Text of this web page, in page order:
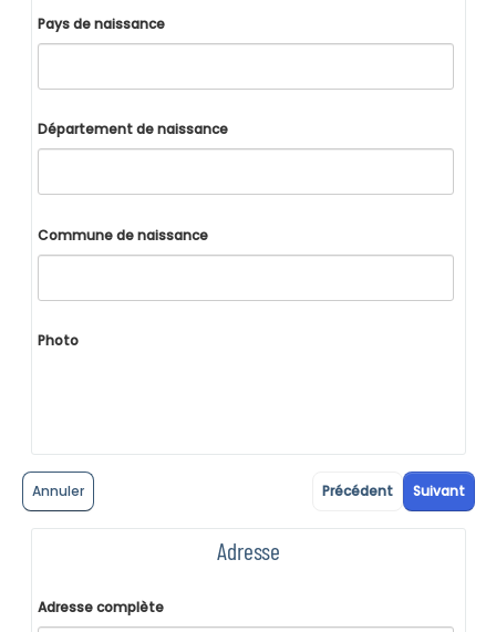
Pays de naissance
Département de naissance
Commune de naissance
Photo
Annuler Suivant
Précédent
Adresse
Adresse complète